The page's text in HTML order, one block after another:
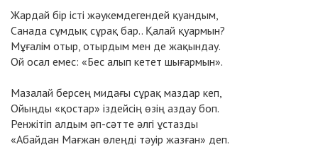
Жардай бір істі жәукемдегендей қуандым,
Санада сұмдық сұрақ бар.. Қалай қуармын?
Мұғалім отыр, отырдым мен де жақындау.
Ой осал емес: «Бес алып кетет шығармын».
Мазалай берсең мидағы сұрақ маздар кеп,
Ойыңды «қостар» іздейсің өзің аздау боп.
Ренжітіп алдым әп-сәтте әлгі ұстазды
«Абайдан Мағжан өлеңді тәуір жазған» деп.